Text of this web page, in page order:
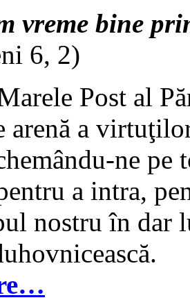
vreme bine
6, 2)
Post al
arenă a
ne
a intra,
nostru în dar